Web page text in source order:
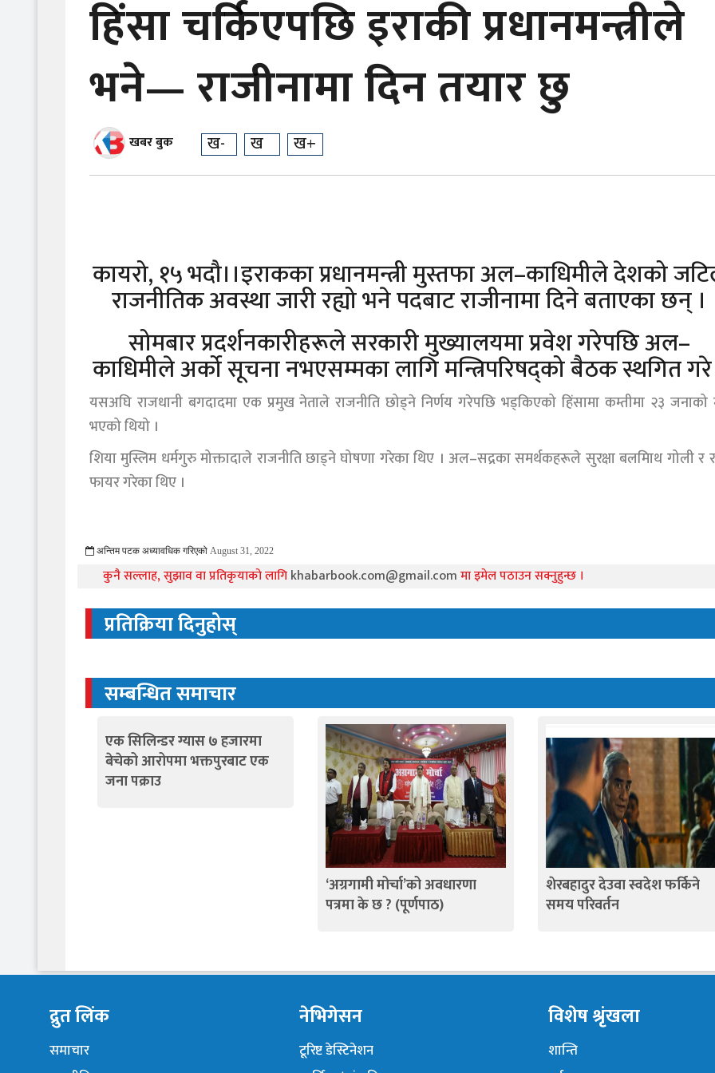
हिंसा चर्किएपछि इराकी प्रधानमन्त्रीले
भने— राजीनामा दिन तयार छु
खबर बुक ख- ख ख+
कायरो, १५ भदौ।।इराकका प्रधानमन्त्री मुस्तफा अल–काधिमीले देशको
राजनीतिक अवस्था जारी रह्यो भने पदबाट राजीनामा दिने बताएका छन् ।
सोमबार प्रदर्शनकारीहरूले सरकारी मुख्यालयमा प्रवेश गरेपछि अल–
काधिमीले अर्को सूचना नभएसम्मका लागि मन्त्रिपरिषद्को बैठक स्थगित
यसअघि राजधानी बगदादमा एक प्रमुख नेताले राजनीति छोड्ने निर्णय गरेपछि भड्किएको हिंसामा कम्तीमा २३ जनाको
भएको थियो ।
शिया मुस्लिम धर्मगुरु मोक्तादाले राजनीति छाड्ने घोषणा गरेका थिए । अल–सद्रका समर्थकहरूले सुरक्षा बलमािथ गोली र
फायर गरेका थिए ।
अन्तिम पटक अध्यावधिक गरिएको August 31, 2022
कुनै सल्लाह, सुझाव वा प्रतिकृयाको लागिkhabarbook.com@gmail.comमा इमेल पठाउन सक्नुहुन्छ ।
प्रतिक्रिया दिनुहोस्
सम्बन्धित समाचार
एक सिलिन्डर ग्यास ७ हजारमा
बेचेको आरोपमा भक्तपुरबाट एक
जना पक्राउ
‘अग्रगामी मोर्चा’को अवधारणा
पत्रमा के छ ? (पूर्णपाठ)
शेरबहादुर देउवा स्वदेश फर्किने
समय परिवर्तन
द्रुत लिंक
समाचार
नेभिगेसन
टूरिष्ट डेस्टिनेशन
विशेष श्रृंखला
शान्ति